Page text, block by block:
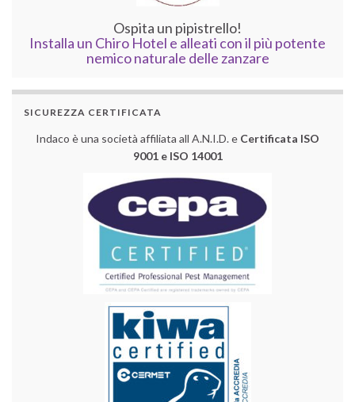
Ospita un pipistrello!
Installa un Chiro Hotel e alleati con il più potente
nemico naturale delle zanzare
SICUREZZA CERTIFICATA
Indaco è una società affiliata all A.N.I.D. e Certificata ISO
9001 e ISO 14001